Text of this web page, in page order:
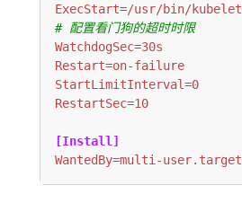
ExecStart=/usr/bin/kubelet
# 配置看门狗的超时时限
WatchdogSec=30s
Restart=on-failure
StartLimitInterval=0
RestartSec=10
[Install]
WantedBy=multi-user.target